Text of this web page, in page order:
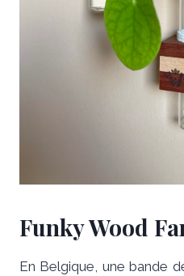
Funky Wood
En Belgique, une bande